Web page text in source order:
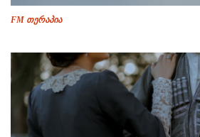
FM თერაპია